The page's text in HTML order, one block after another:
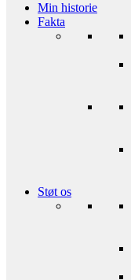
Min historie
Fakta
Støt os